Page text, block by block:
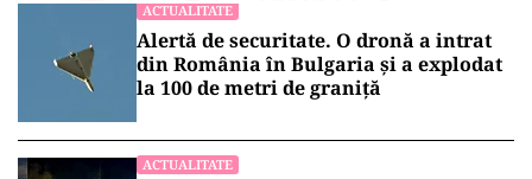
ACTUALITATE
Alertă de securitate. O dronă a intrat
din România în Bulgaria şi a explodat
la 100 de metri de graniţă
ACTUALITATE